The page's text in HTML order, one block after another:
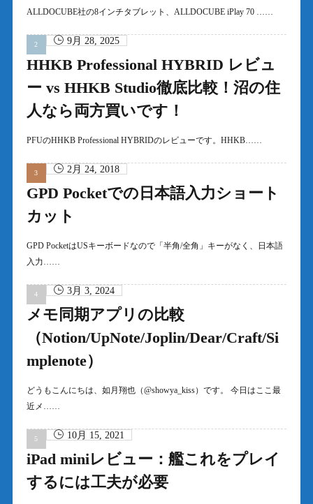
ALLDOCUBE社の8インチタブレット、ALLDOCUBE iPlay 70 ……
9月 28, 2025
HHKB Professional HYBRID レビュ
ー vs HHKB Studio徹底比較！沼の住
人なら両方買いです！
PFUのHHKB Professional HYBRIDのレビューです。HHKB……
2月 24, 2018
GPD Pocketでの日本語入力ショート
カット
GPD PocketはUSキーボードなので「半角/全角」キーがなく、日本語
入力……
3月 3, 2024
メモ同期アプリの比較
（Notion/UpNote/Joplin/Dear/Craft/Si
mplenote）
どうもこんにちは、如月翔也（@showya_kiss）です。 今日はここ最
近メ……
10月 15, 2021
iPad miniレビュー：艦これをプレイ
するには工夫が必要